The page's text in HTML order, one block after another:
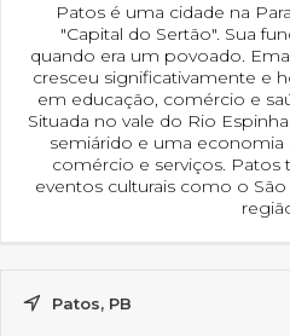
Patos é uma cidade na
"Capital do Sertão". Sua
quando era um povoado.
cresceu significativamente e
em educação, comércio e
Situada no vale do Rio
semiárido e uma economia
comércio e serviços.
eventos culturais como o
Patos, PB